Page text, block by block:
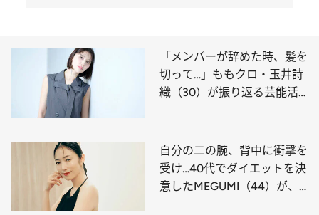
「メンバーが辞めた時、髪を
切って…」ももクロ・玉井詩
織（30）が振り返る芸能活
れから【写真集2作同時発
売】
自分の二の腕、背中に衝撃を
受け…40代でダイエットを決
意したMEGUMI（44）が、